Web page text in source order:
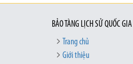
BẢO TÀNG LỊCH SỬ QUỐC GIA
Trang chủ
Giới thiệu